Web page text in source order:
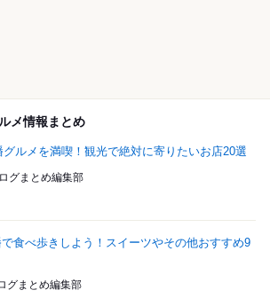
メ情報まとめ
グルメを満喫！観光で絶対に寄りたいお店20選
グまとめ編集部
食べ歩きしよう！スイーツやその他おすすめ9
グまとめ編集部